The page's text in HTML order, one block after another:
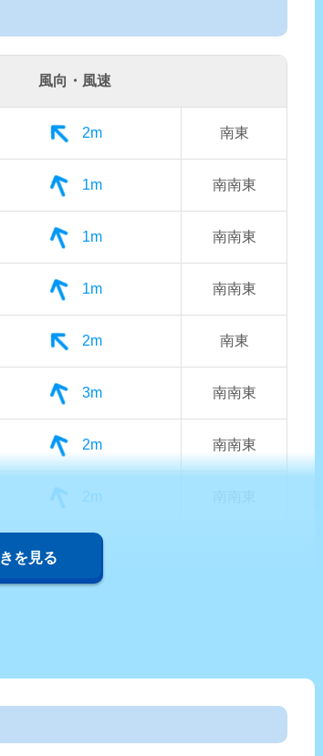
風向・風速
2m 南東
1m 南南東
1m 南南東
1m 南南東
2m 南東
3m 南南東
2m 南南東
2m
を見る